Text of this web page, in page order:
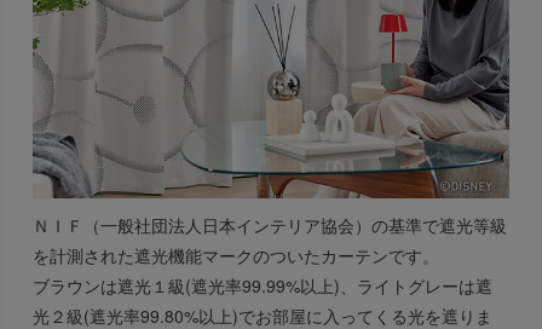
ＮＩＦ（一般社団法人日本インテリア協会）の基準で遮光等級
を計測された遮光機能マークのついたカーテンです。
ブラウンは遮光１級(遮光率99.99%以上)、ライトグレーは遮
光２級(遮光率99.80%以上)でお部屋に入ってくる光を遮りま